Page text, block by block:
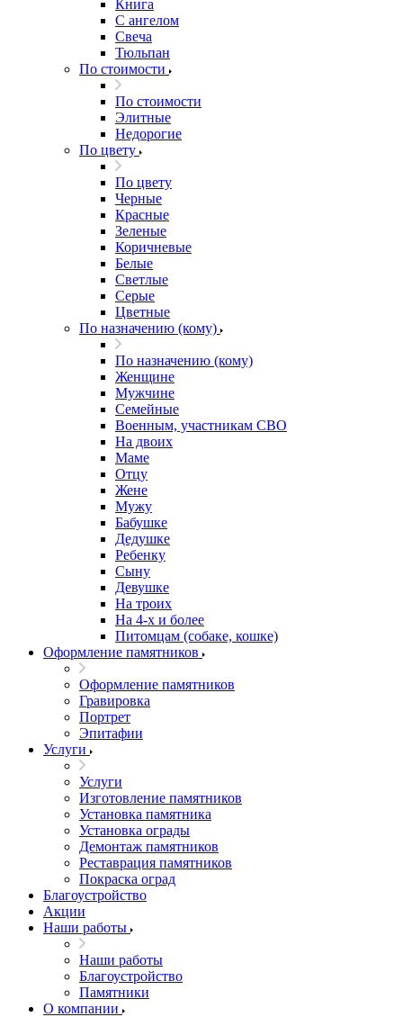
Книга
С ангелом
Свеча
Тюльпан
По стоимости
По стоимости
Элитные
Недорогие
По цвету
По цвету
Черные
Красные
Зеленые
Коричневые
Белые
Светлые
Серые
Цветные
По назначению (кому)
По назначению (кому)
Женщине
Мужчине
Семейные
Военным, участникам СВО
На двоих
Маме
Отцу
Жене
Мужу
Бабушке
Дедушке
Ребенку
Сыну
Девушке
На троих
На 4-х и более
Питомцам (собаке, кошке)
Оформление памятников
Оформление памятников
Гравировка
Портрет
Эпитафии
Услуги
Услуги
Изготовление памятников
Установка памятника
Установка ограды
Демонтаж памятников
Реставрация памятников
Покраска оград
Благоустройство
Акции
Наши работы
Наши работы
Благоустройство
Памятники
О компании